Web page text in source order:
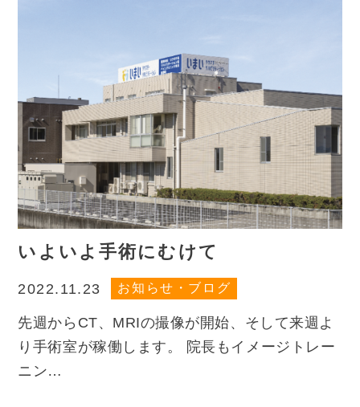
いよいよ手術にむけて
2022.11.23 お知らせ・ブログ
先週からCT、MRIの撮像が開始、そして来週よ
り手術室が稼働します。 院長もイメージトレー
ニン…